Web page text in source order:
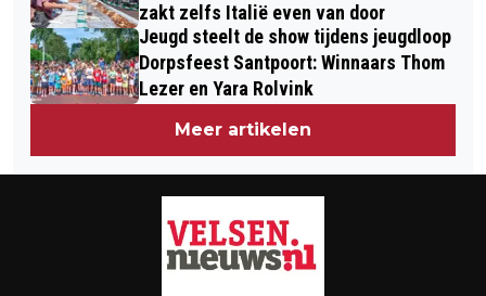
zakt zelfs Italië even van door
Jeugd steelt de show tijdens jeugdloop
Dorpsfeest Santpoort: Winnaars Thom
Lezer en Yara Rolvink
Meer artikelen